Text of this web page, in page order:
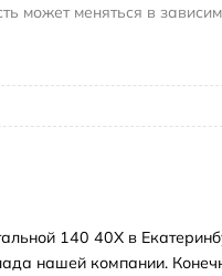
может меняться в
140 40Х в
нашей компании.